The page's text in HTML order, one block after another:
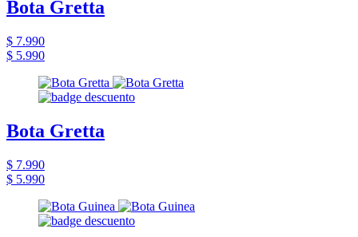
Bota Gretta
$ 7.990
$ 5.990
Bota Gretta
$ 7.990
$ 5.990